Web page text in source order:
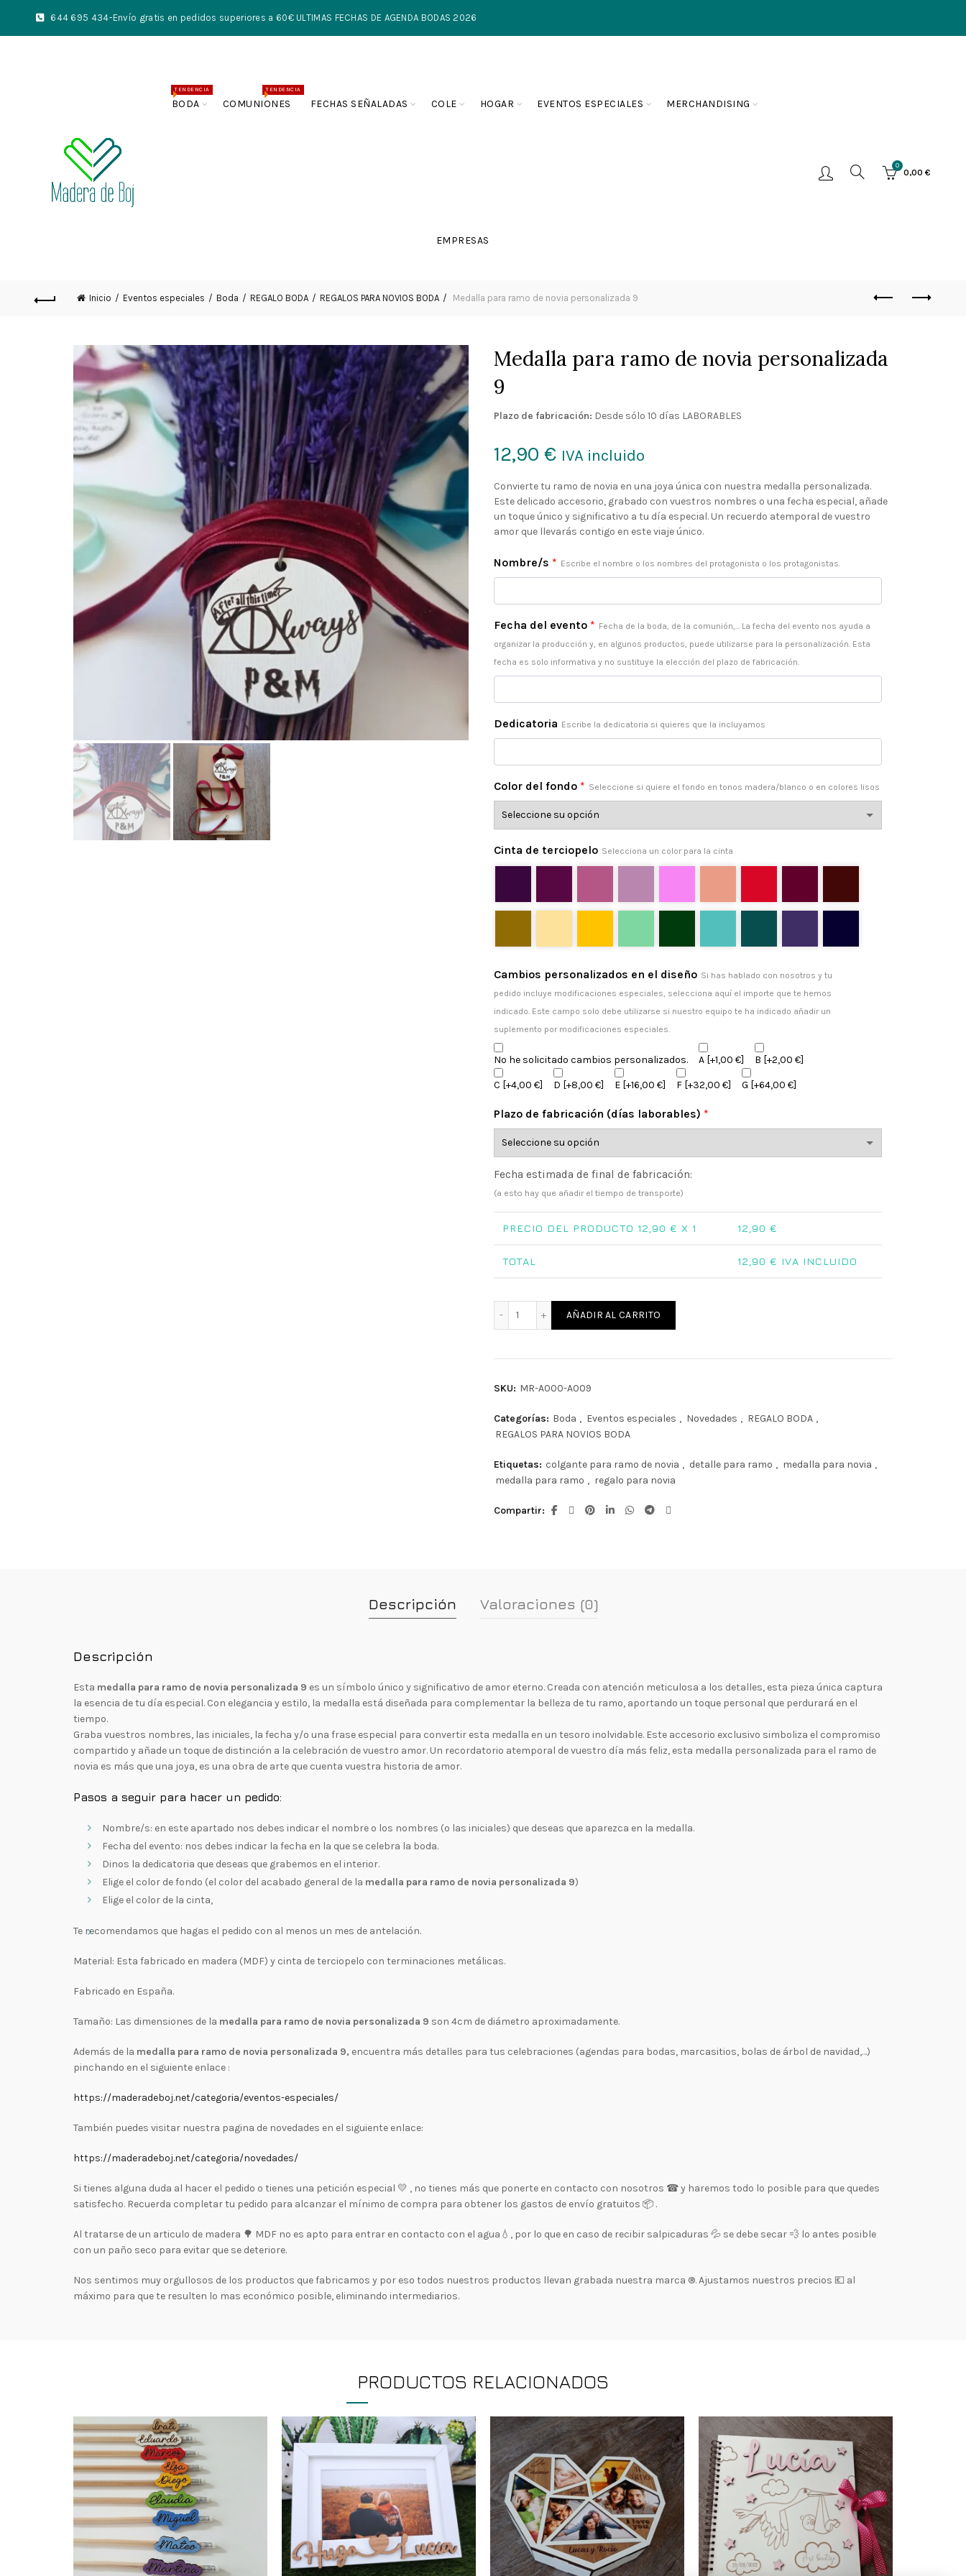
644 695 434-Envío gratis en pedidos superiores a 60€ ULTIMAS FECHAS DE AGENDA BODAS 2026
BODA
TENDENCIA
COMUNIONES
TENDENCIA
FECHAS SEÑALADAS COLE HOGAR EVENTOS ESPECIALES MERCHANDISING
EMPRESAS
0
0,00 €
Inicio Eventos especiales Boda REGALO BODA REGALOS PARA NOVIOS BODA Medalla para ramo de novia personalizada 9
Medalla para ramo de novia personalizada
9
Plazo de fabricación: Desde sólo 10 días LABORABLES
12,90 € IVA incluido
Convierte tu ramo de novia en una joya única con nuestra medalla personalizada.
Este delicado accesorio, grabado con vuestros nombres o una fecha especial, añade
un toque único y significativo a tu día especial. Un recuerdo atemporal de vuestro
amor que llevarás contigo en este viaje único.
Nombre/s * Escribe el nombre o los nombres del protagonista o los protagonistas.
Fecha del evento * Fecha de la boda, de la comunión,... La fecha del evento nos ayuda a
organizar la producción y, en algunos productos, puede utilizarse para la personalización. Esta
fecha es solo informativa y no sustituye la elección del plazo de fabricación.
Dedicatoria Escribe la dedicatoria si quieres que la incluyamos
Color del fondo * Seleccione si quiere el fondo en tonos madera/blanco o en colores lisos
Cinta de terciopelo Selecciona un color para la cinta
Cambios personalizados en el diseño Si has hablado con nosotros y tu
pedido incluye modificaciones especiales, selecciona aquí el importe que te hemos
indicado. Este campo solo debe utilizarse si nuestro equipo te ha indicado añadir un
suplemento por modificaciones especiales.
No he solicitado cambios personalizados. A [+1,00 €] B [+2,00 €]
C [+4,00 €] D [+8,00 €] E [+16,00 €] F [+32,00 €] G [+64,00 €]
Plazo de fabricación (días laborables) *
Fecha estimada de final de fabricación:
(a esto hay que añadir el tiempo de transporte)
PRECIO DEL PRODUCTO 12,90 € X 1 12,90 €
TOTAL 12,90 € IVA INCLUIDO
Medalla para ramo de novia personalizada 9 cantidad
AÑADIR AL CARRITO
SKU: MR-A000-A009
Categorías: Boda , Eventos especiales , Novedades , REGALO BODA ,
REGALOS PARA NOVIOS BODA
Etiquetas: colgante para ramo de novia , detalle para ramo , medalla para novia ,
medalla para ramo , regalo para novia
Compartir
Descripción Valoraciones (0)
Descripción
Esta medalla para ramo de novia personalizada 9 es un símbolo único y significativo de amor eterno. Creada con atención meticulosa a los detalles, esta pieza única captura
la esencia de tu día especial. Con elegancia y estilo, la medalla está diseñada para complementar la belleza de tu ramo, aportando un toque personal que perdurará en el
tiempo.
Graba vuestros nombres, las iniciales, la fecha y/o una frase especial para convertir esta medalla en un tesoro inolvidable. Este accesorio exclusivo simboliza el compromiso
compartido y añade un toque de distinción a la celebración de vuestro amor. Un recordatorio atemporal de vuestro día más feliz, esta medalla personalizada para el ramo de
novia es más que una joya, es una obra de arte que cuenta vuestra historia de amor.
Pasos a seguir para hacer un pedido:
Nombre/s: en este apartado nos debes indicar el nombre o los nombres (o las iniciales) que deseas que aparezca en la medalla.
Fecha del evento: nos debes indicar la fecha en la que se celebra la boda.
Dinos la dedicatoria que deseas que grabemos en el interior.
Elige el color de fondo (el color del acabado general de la medalla para ramo de novia personalizada 9)
Elige el color de la cinta,
Te recomendamos que hagas el pedido con al menos un mes de antelación.
Material: Esta fabricado en madera (MDF) y cinta de terciopelo con terminaciones metálicas.
Fabricado en España.
Tamaño: Las dimensiones de la medalla para ramo de novia personalizada 9 son 4cm de diámetro aproximadamente.
Además de la medalla para ramo de novia personalizada 9, encuentra más detalles para tus celebraciones (agendas para bodas, marcasitios, bolas de árbol de navidad,…)
pinchando en el siguiente enlace :
https://maderadeboj.net/categoria/eventos-especiales/
También puedes visitar nuestra pagina de novedades en el siguiente enlace:
https://maderadeboj.net/categoria/novedades/
Si tienes alguna duda al hacer el pedido o tienes una petición especial 💛 , no tienes más que ponerte en contacto con nosotros ☎ y haremos todo lo posible para que quedes
satisfecho. Recuerda completar tu pedido para alcanzar el mínimo de compra para obtener los gastos de envío gratuitos 📦 .
Al tratarse de un articulo de madera 🌳 MDF no es apto para entrar en contacto con el agua💧, por lo que en caso de recibir salpicaduras 💦 se debe secar 💨 lo antes posible
con un paño seco para evitar que se deteriore.
Nos sentimos muy orgullosos de los productos que fabricamos y por eso todos nuestros productos llevan grabada nuestra marca ®. Ajustamos nuestros precios 💶 al
máximo para que te resulten lo mas económico posible, eliminando intermediarios.
PRODUCTOS RELACIONADOS